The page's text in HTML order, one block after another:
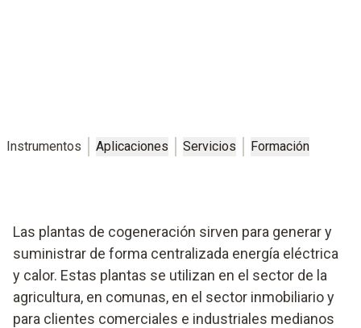
Instrumentos Aplicaciones Servicios Formación
Las plantas de cogeneración sirven para generar y
suministrar de forma centralizada energía eléctrica
y calor. Estas plantas se utilizan en el sector de la
agricultura, en comunas, en el sector inmobiliario y
para clientes comerciales e industriales medianos